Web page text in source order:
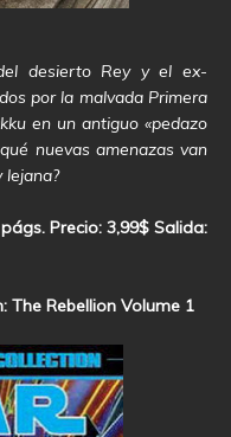
desierto Rey y el ex-
por la malvada Primera
en un antiguo «pedazo
nuevas amenazas van
lejana?
Precio: 3,99$ Salida:
The Rebellion Volume 1